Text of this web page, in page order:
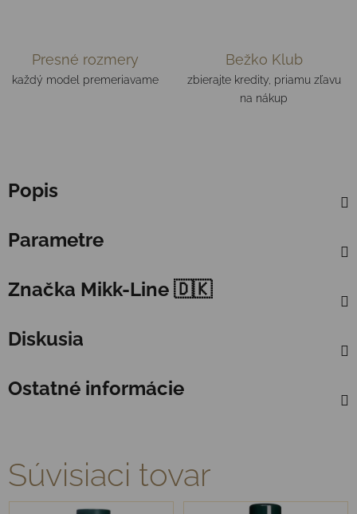
Presné rozmery
každý model premeriavame
Bežko Klub
zbierajte kredity, priamu zľavu
na nákup
Popis
Parametre
Značka Mikk-Line 🇩🇰
Diskusia
Ostatné informácie
Súvisiaci tovar